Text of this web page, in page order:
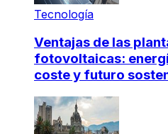
Tecnología
Ventajas de las
fotovoltaicas:
coste y futuro